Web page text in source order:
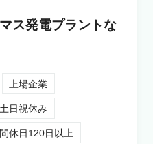
の方へ
ルタント紹介
ス発電プラントな
上場企業
土日祝休み
休日120日以上